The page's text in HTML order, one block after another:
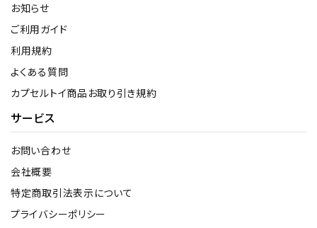
お知らせ
ご利用ガイド
利用規約
よくある質問
カプセルトイ商品お取り引き規約
サービス
お問い合わせ
会社概要
特定商取引法表示について
プライバシーポリシー